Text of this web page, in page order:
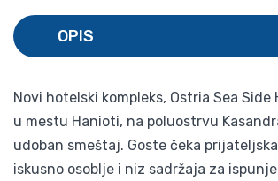
OPIS
Novi hotelski kompleks, Ostria Sea Side
u mestu Hanioti, na poluostrvu
udoban smeštaj. Goste čeka
iskusno osoblje i niz sadržaja za